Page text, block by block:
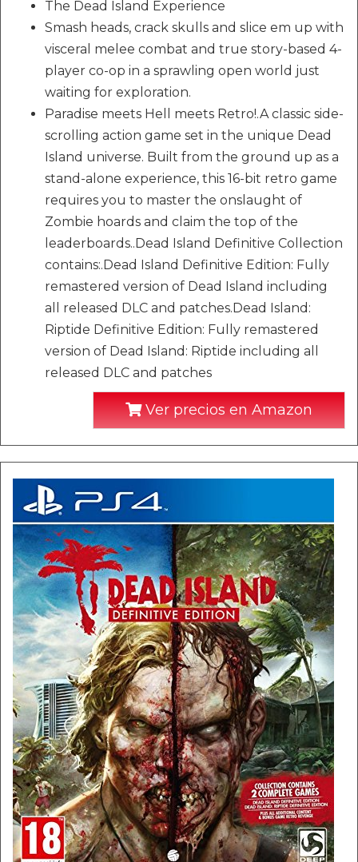
The Dead Island Experience
Smash heads, crack skulls and slice em up with
visceral melee combat and true story-based 4-
player co-op in a sprawling open world just
waiting for exploration.
Paradise meets Hell meets Retro!.A classic side-
scrolling action game set in the unique Dead
Island universe. Built from the ground up as a
stand-alone experience, this 16-bit retro game
requires you to master the onslaught of
Zombie hoards and claim the top of the
leaderboards..Dead Island Definitive Collection
contains:.Dead Island Definitive Edition: Fully
remastered version of Dead Island including
all released DLC and patches.Dead Island:
Riptide Definitive Edition: Fully remastered
version of Dead Island: Riptide including all
released DLC and patches
Ver precios en Amazon